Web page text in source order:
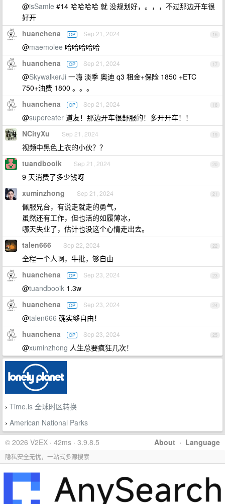
@isSamle #14 哈哈哈哈 就 没规划好，。，，不过那边开车很
好开
16
huanchena OP Sep 21, 2024
@maemolee 哈哈哈哈哈
17
huanchena OP Sep 21, 2024
@SkywalkerJi 一嗨 淡季 奥迪 q3 租金+保险 1850 +ETC
750+油费 1800 。。。
18
huanchena OP Sep 21, 2024
@supereater 道友！那边开车很舒服的！多开开车！！
19
NCityXu Sep 21, 2024
视频中黑色上衣的小伙？？
20
tuandbooik Sep 21, 2024
9 天消费了多少钱呀
21
xuminzhong Sep 21, 2024
佩服兄台，有说走就走的勇气，
虽然还有工作，但也活的如履薄冰，
哪天失业了，估计也没这个心情走出去。
22
talen666 Sep 22, 2024
全程一个人啊，牛批，够自由
23
huanchena OP Sep 23, 2024
@tuandbooik 1.3w
24
huanchena OP Sep 23, 2024
@talen666 确实够自由！
25
huanchena OP Sep 23, 2024
@xuminzhong 人生总要疯狂几次！
› Time.is 全球时区转换
› American National Parks
About · Language
© 2026 V2EX · 42ms · 3.9.8.5
隐私安全无忧，一站式多源搜索